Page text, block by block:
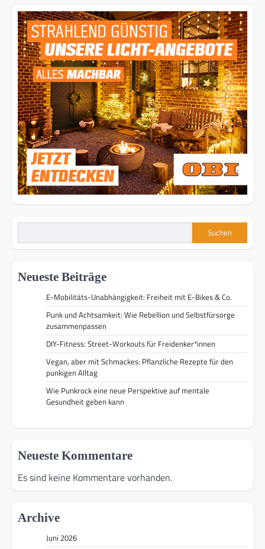
Suchen
Neueste Beiträge
E-Mobilitäts-Unabhängigkeit: Freiheit mit E-Bikes & Co.
Punk und Achtsamkeit: Wie Rebellion und Selbstfürsorge
zusammenpassen
DIY-Fitness: Street-Workouts für Freidenker*innen
Vegan, aber mit Schmackes: Pflanzliche Rezepte für den
punkigen Alltag
Wie Punkrock eine neue Perspektive auf mentale
Gesundheit geben kann
Neueste Kommentare
Es sind keine Kommentare vorhanden.
Archive
Juni 2026